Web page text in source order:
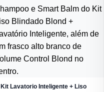
Kit Lavatorio Inteligente + Liso